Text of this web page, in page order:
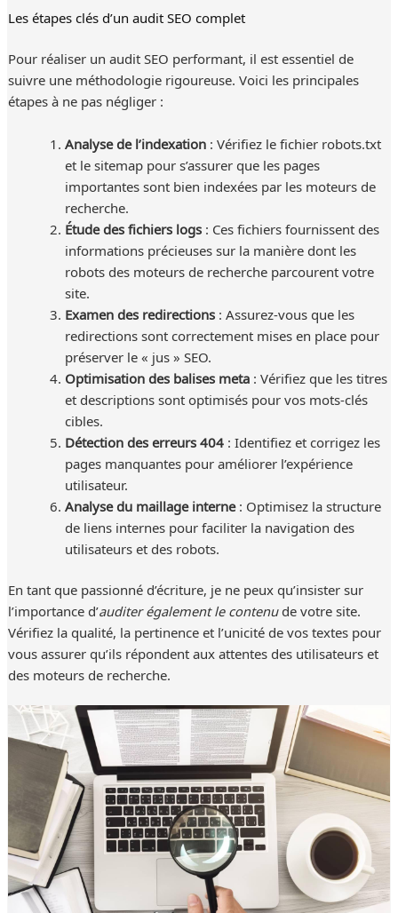
Les étapes clés d’un audit SEO complet
Pour réaliser un audit SEO performant, il est essentiel de
suivre une méthodologie rigoureuse. Voici les principales
étapes à ne pas négliger :
Analyse de l’indexation: Vérifiez le fichier robots.txt
et le sitemap pour s’assurer que les pages
importantes sont bien indexées par les moteurs de
recherche.
Étude des fichiers logs: Ces fichiers fournissent des
informations précieuses sur la manière dont les
robots des moteurs de recherche parcourent votre
site.
Examen des redirections: Assurez-vous que les
redirections sont correctement mises en place pour
préserver le « jus » SEO.
Optimisation des balises meta: Vérifiez que les titres
et descriptions sont optimisés pour vos mots-clés
cibles.
Détection des erreurs 404: Identifiez et corrigez les
pages manquantes pour améliorer l’expérience
utilisateur.
Analyse du maillage interne: Optimisez la structure
de liens internes pour faciliter la navigation des
utilisateurs et des robots.
En tant que passionné d’écriture, je ne peux qu’insister sur
l’importance d’auditer également le contenude votre site.
Vérifiez la qualité, la pertinence et l’unicité de vos textes pour
vous assurer qu’ils répondent aux attentes des utilisateurs et
des moteurs de recherche.